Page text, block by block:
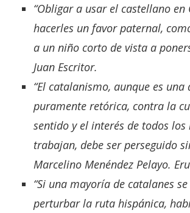
“Obligar a usar el castellano en
hacerles un favor paternal,
a un niño corto de vista a
Juan Escritor.
“El catalanismo, aunque es
puramente retórica, contra la
sentido y el interés de todos los
trabajan, debe ser perseguido
Marcelino Menéndez Pelayo.
“Si una mayoría de catalanes
perturbar la ruta hispánica,